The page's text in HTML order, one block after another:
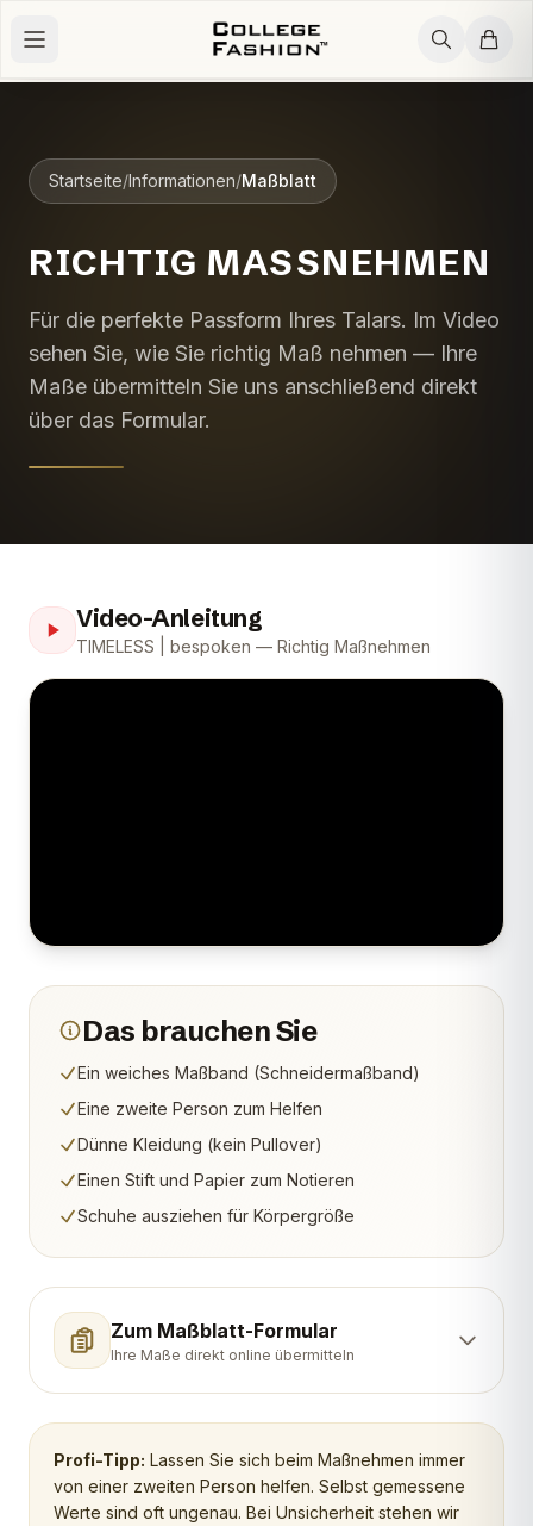
Startseite/Informationen/Maßblatt
RICHTIG MASSNEHMEN
Für die perfekte Passform Ihres Talars. Im Video
sehen Sie, wie Sie richtig Maß nehmen — Ihre
Maße übermitteln Sie uns anschließend direkt
über das Formular.
Video-Anleitung
TIMELESS | bespoken — Richtig Maßnehmen
Das brauchen Sie
Ein weiches Maßband (Schneidermaßband)
Eine zweite Person zum Helfen
Dünne Kleidung (kein Pullover)
Einen Stift und Papier zum Notieren
Schuhe ausziehen für Körpergröße
Zum Maßblatt-Formular
Ihre Maße direkt online übermitteln
Profi-Tipp: Lassen Sie sich beim Maßnehmen immer
von einer zweiten Person helfen. Selbst gemessene
Werte sind oft ungenau. Bei Unsicherheit stehen wir